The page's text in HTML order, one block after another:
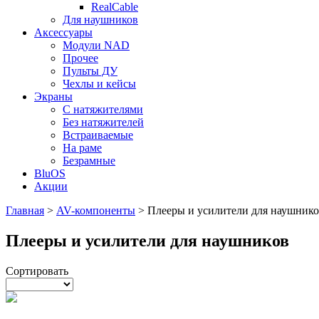
RealCable
Для наушников
Аксессуары
Модули NAD
Прочее
Пульты ДУ
Чехлы и кейсы
Экраны
С натяжителями
Без натяжителей
Встраиваемые
На раме
Безрамные
BluOS
Акции
Главная > AV-компоненты > Плееры и усилители для
Плееры и усилители для наушников
Сортировать